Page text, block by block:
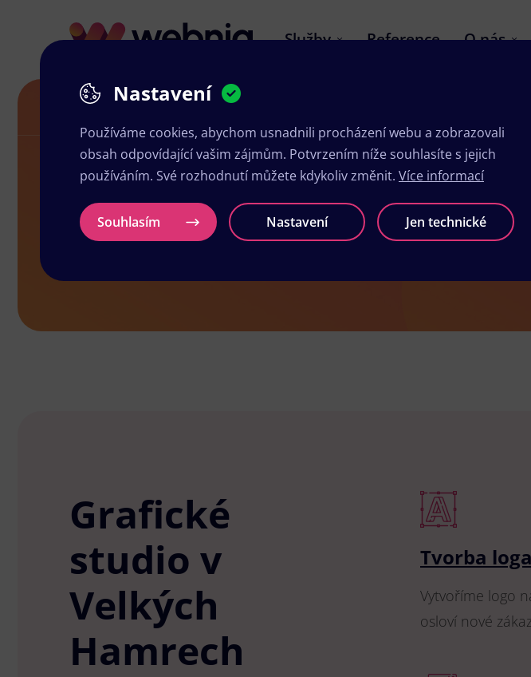
Služby Reference O nás
Grafické studio v Velkých Hamrech
Grafické studio v
Grafické
studio v
Velkých
Hamrech
Tvorba loga
Vytvoříme logo
osloví nové
Nastavení
Používáme cookies, abychom usnadnili procházení webu a zobrazovali
obsah odpovídající vašim zájmům. Potvrzením níže souhlasíte s jejich
používáním. Své rozhodnutí můžete kdykoliv změnit. Více informací
Souhlasím Nastavení Jen technické